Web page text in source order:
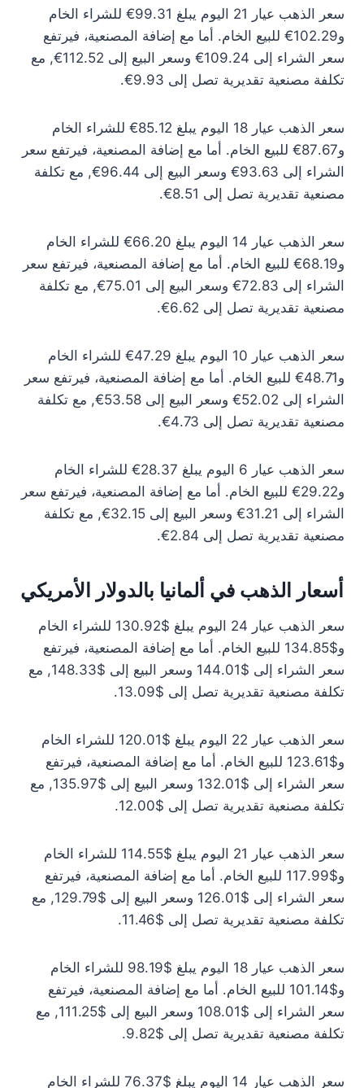
سعر الذهب عيار 21 اليوم يبلغ 99.31€ للشراء الخام
و102.29€ للبيع الخام. أما مع إضافة المصنعية، فيرتفع
سعر الشراء إلى 109.24€ وسعر البيع إلى 112.52€, مع
تكلفة مصنعية تقديرية تصل إلى 9.93€.
سعر الذهب عيار 18 اليوم يبلغ 85.12€ للشراء الخام
و87.67€ للبيع الخام. أما مع إضافة المصنعية، فيرتفع سعر
الشراء إلى 93.63€ وسعر البيع إلى 96.44€, مع تكلفة
مصنعية تقديرية تصل إلى 8.51€.
سعر الذهب عيار 14 اليوم يبلغ 66.20€ للشراء الخام
و68.19€ للبيع الخام. أما مع إضافة المصنعية، فيرتفع سعر
الشراء إلى 72.83€ وسعر البيع إلى 75.01€, مع تكلفة
مصنعية تقديرية تصل إلى 6.62€.
سعر الذهب عيار 10 اليوم يبلغ 47.29€ للشراء الخام
و48.71€ للبيع الخام. أما مع إضافة المصنعية، فيرتفع سعر
الشراء إلى 52.02€ وسعر البيع إلى 53.58€, مع تكلفة
مصنعية تقديرية تصل إلى 4.73€.
سعر الذهب عيار 6 اليوم يبلغ 28.37€ للشراء الخام
و29.22€ للبيع الخام. أما مع إضافة المصنعية، فيرتفع سعر
الشراء إلى 31.21€ وسعر البيع إلى 32.15€, مع تكلفة
مصنعية تقديرية تصل إلى 2.84€.
أسعار الذهب في ألمانيا بالدولار الأمريكي
سعر الذهب عيار 24 اليوم يبلغ $130.92 للشراء الخام
و$134.85 للبيع الخام. أما مع إضافة المصنعية، فيرتفع
سعر الشراء إلى $144.01 وسعر البيع إلى $148.33, مع
تكلفة مصنعية تقديرية تصل إلى $13.09.
سعر الذهب عيار 22 اليوم يبلغ $120.01 للشراء الخام
و$123.61 للبيع الخام. أما مع إضافة المصنعية، فيرتفع
سعر الشراء إلى $132.01 وسعر البيع إلى $135.97, مع
تكلفة مصنعية تقديرية تصل إلى $12.00.
سعر الذهب عيار 21 اليوم يبلغ $114.55 للشراء الخام
و$117.99 للبيع الخام. أما مع إضافة المصنعية، فيرتفع
سعر الشراء إلى $126.01 وسعر البيع إلى $129.79, مع
تكلفة مصنعية تقديرية تصل إلى $11.46.
سعر الذهب عيار 18 اليوم يبلغ $98.19 للشراء الخام
و$101.14 للبيع الخام. أما مع إضافة المصنعية، فيرتفع
سعر الشراء إلى $108.01 وسعر البيع إلى $111.25, مع
تكلفة مصنعية تقديرية تصل إلى $9.82.
سعر الذهب عيار 14 اليوم يبلغ $76.37 للشراء الخام